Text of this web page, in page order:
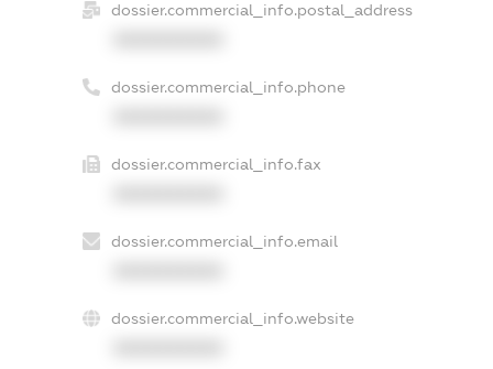
dossier.commercial_info.postal_address
dossier.commercial_info.phone
dossier.commercial_info.fax
dossier.commercial_info.email
dossier.commercial_info.website